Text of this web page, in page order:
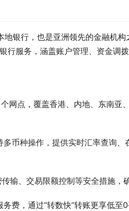
银行，也是亚洲领先的金融机
服务，涵盖账户管理、资金调拨
网点，覆盖香港、内地、东南亚
多币种操作，提供实时汇率查询
输、交易限额控制等安全措施，
费，通过”转数快”转账更享低至0